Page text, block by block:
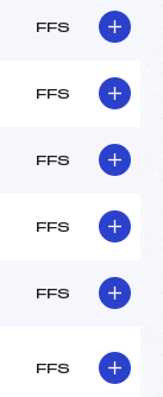
FFS
FFS
FFS
FFS
FFS
FFS